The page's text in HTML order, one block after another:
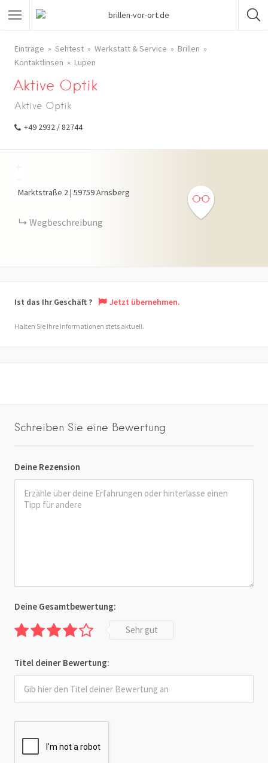
Einträge Sehtest Werkstatt & Service
Brillen
Kontaktlinsen
Lupen
Aktive Optik
Aktive Optik
+49 2932 / 82744
Marktstraße 2| 59759Arnsberg
Wegbeschreibung
Ist das Ihr Geschäft ? Jetzt übernehmen.
Halten Sie Ihre Informationen stets aktuell.
Schreiben Sie eine Bewertung
Deine Rezension
Deine Gesamtbewertung:
Sehr gut
Titel deiner Bewertung: